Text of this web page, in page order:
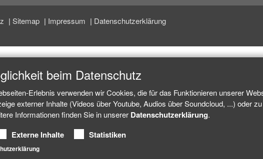
Sitemap Impressum Datenschutzerklärung
beim Datenschutz
Erlebnis verwenden wir Cookies, die für das Funktionieren unserer
externer Inhalte (Videos über Youtube, Audios über Soundcloud, ...) oder
Informationen finden Sie in unserer Datenschutzerklärung.
Externe Inhalte Statistiken